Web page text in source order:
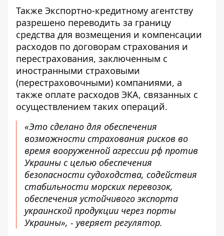
Также Экспортно-кредитному агентству
разрешено переводить за границу
средства для возмещения и компенсации
расходов по договорам страхования и
перестрахования, заключенным с
иностранными страховыми
(перестраховочными) компаниями, а
также оплате расходов ЭКА, связанных с
осуществлением таких операций.
«Это сделано для обеспечения
возможности страхования рисков во
время вооруженной агрессии рф против
Украины с целью обеспечения
безопасности судоходства, содействия
стабильности морских перевозок,
обеспечения устойчивого экспорта
украинской продукции через порты
Украины», - уверяет регулятор.